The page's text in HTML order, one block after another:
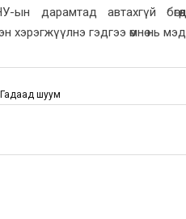
ын дарамтад автахгүй
хэрэгжүүлнэ гэдгээ өмнө нь
Гадаад шуум